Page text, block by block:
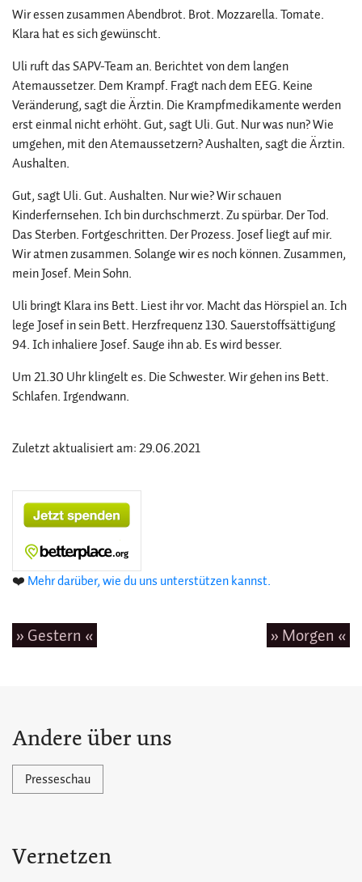
Wir essen zusammen Abendbrot. Brot. Mozzarella. Tomate.
Klara hat es sich gewünscht.
Uli ruft das SAPV-Team an. Berichtet von dem langen
Atemaussetzer. Dem Krampf. Fragt nach dem EEG. Keine
Veränderung, sagt die Ärztin. Die Krampfmedikamente werden
erst einmal nicht erhöht. Gut, sagt Uli. Gut. Nur was nun? Wie
umgehen, mit den Atemaussetzern? Aushalten, sagt die Ärztin.
Aushalten.
Gut, sagt Uli. Gut. Aushalten. Nur wie? Wir schauen
Kinderfernsehen. Ich bin durchschmerzt. Zu spürbar. Der Tod.
Das Sterben. Fortgeschritten. Der Prozess. Josef liegt auf mir.
Wir atmen zusammen. Solange wir es noch können. Zusammen,
mein Josef. Mein Sohn.
Uli bringt Klara ins Bett. Liest ihr vor. Macht das Hörspiel an. Ich
lege Josef in sein Bett. Herzfrequenz 130. Sauerstoffsättigung
94. Ich inhaliere Josef. Sauge ihn ab. Es wird besser.
Um 21.30 Uhr klingelt es. Die Schwester. Wir gehen ins Bett.
Schlafen. Irgendwann.
Zuletzt aktualisiert am: 29.06.2021
❤️ Mehr darüber, wie du uns unterstützen kannst.
» Gestern « » Morgen «
Andere über uns
Presseschau
Vernetzen